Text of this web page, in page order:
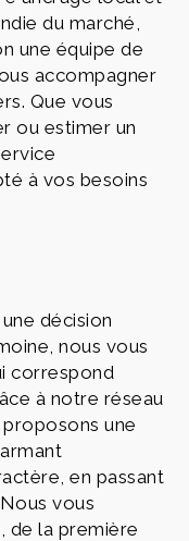
du marché,
une équipe de
accompagner
Que vous
ou estimer un
à vos besoins
décision
nous vous
correspond
à notre réseau
une
en passant
vous
de la première